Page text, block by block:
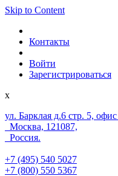
Skip to Content
Контакты
Войти
Зарегистрироваться
x
ул. Барклая д.6 стр. 5, офис
Москва, 121087,
Россия.
+7 (495) 540 5027
+7 (800) 550 5367